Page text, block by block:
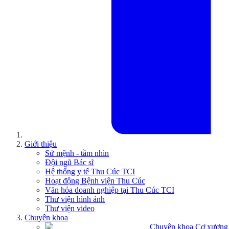
Giới thiệu
Sứ mệnh - tầm nhìn
Đội ngũ Bác sĩ
Hệ thống y tế Thu Cúc TCI
Hoạt động Bệnh viện Thu Cúc
Văn hóa doanh nghiệp tại Thu Cúc TCI
Thư viện hình ảnh
Thư viện video
Chuyên khoa
Chuyên khoa Cơ